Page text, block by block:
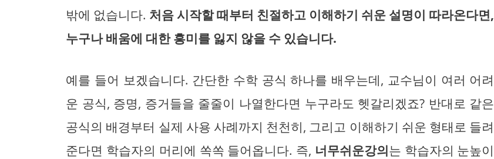
밖에 없습니다. 처음 시작할 때부터 친절하고 이해하기 쉬운 설명이 따라온다면,
누구나 배움에 대한 흥미를 잃지 않을 수 있습니다.
예를 들어 보겠습니다. 간단한 수학 공식 하나를 배우는데, 교수님이 여러 어려
운 공식, 증명, 증거들을 줄줄이 나열한다면 누구라도 헷갈리겠죠? 반대로 같은
공식의 배경부터 실제 사용 사례까지 천천히, 그리고 이해하기 쉬운 형태로 들려
준다면 학습자의 머리에 쏙쏙 들어옵니다. 즉, 너무쉬운강의는 학습자의 눈높이